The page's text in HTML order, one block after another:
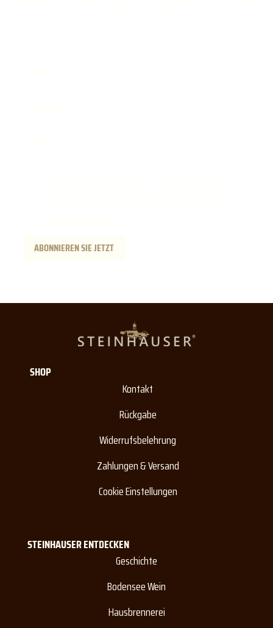
ABONNIEREN SIE JETZT
STEINHAUSER ENTDECKEN
Geschichte
Bodensee Wein
Hausbrennerei
SHOP
Kontakt
Rückgabe
Widerrufsbelehrung
Zahlungen & Versand
Cookie Einstellungen